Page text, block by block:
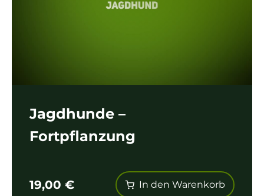
Jagdhunde –
Fortpflanzung
19,00 € In den Warenkorb